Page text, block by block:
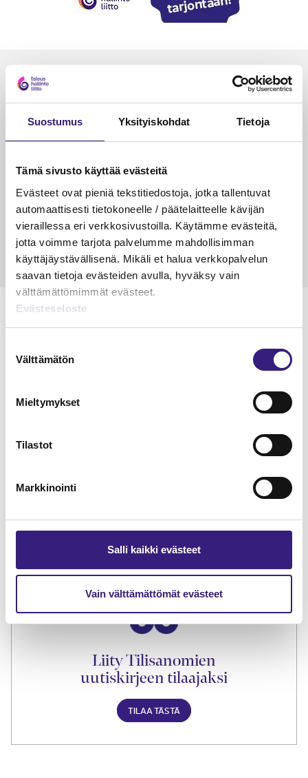
Suostumus Yksityiskohdat Tietoja
Tämä sivusto käyttää evästeitä
Evästeet ovat pieniä tekstitiedostoja, jotka tallentuvat
automaattisesti tietokoneelle / päätelaitteelle kävijän
vieraillessa eri verkkosivustoilla. Käytämme evästeitä,
jotta voimme tarjota palvelumme mahdollisimman
käyttäjäystävällisenä. Mikäli et halua verkkopalvelun
saavan tietoja evästeiden avulla, hyväksy vain
välttämättömimmät evästeet.
Evästeseloste
valinta
Välttämätön
Mieltymykset
Tilastot
Markkinointi
Salli kaikki evästeet
Vain välttämättömät evästeet
Luetuimmat
VEROTUS
Kulu­veloitukset arvon­lisä­
verotuksessa – omien kulujen
veloitus, kulujen edelleen­
veloitus ja läpi­laskutus
Petri Salomaa
15.5.2023 10 min
lukuoikeus
Liity Tilisanomien
uutiskirjeen tilaajaksi
TILAA TÄSTÄ